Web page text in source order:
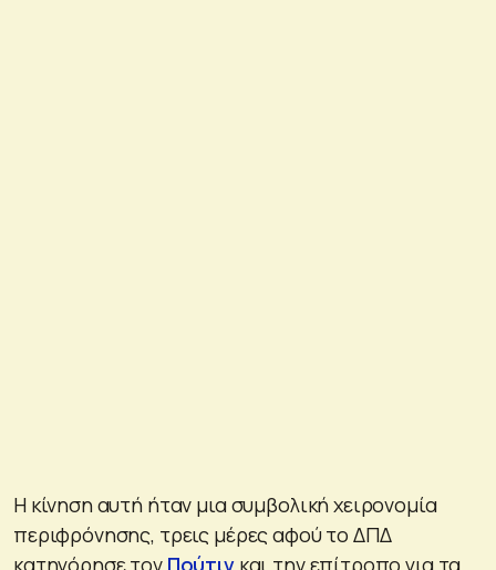
Η κίνηση αυτή ήταν μια συμβολική χειρονομία
περιφρόνησης, τρεις μέρες αφού το ΔΠΔ
κατηγόρησε τον Πούτινκαι την επίτροπο για τα